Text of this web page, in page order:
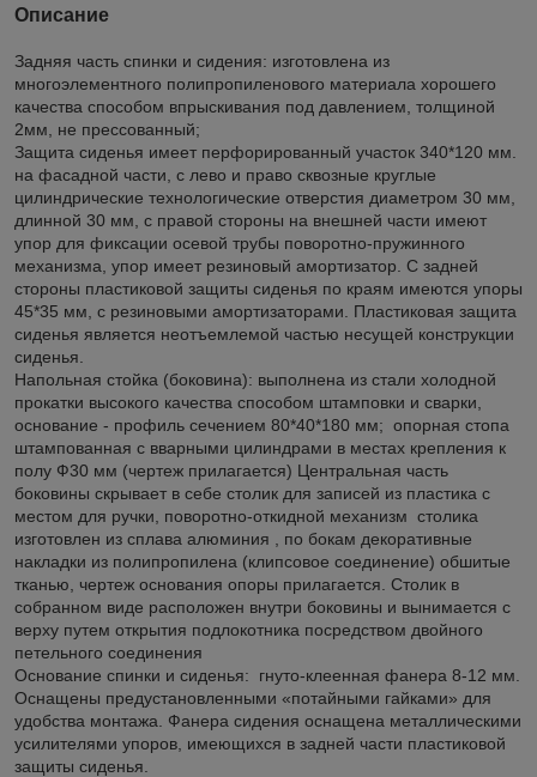
Описание
Задняя часть спинки и сидения: изготовлена из
многоэлементного полипропиленового материала хорошего
качества способом впрыскивания под давлением, толщиной
2мм, не прессованный;
Защита сиденья имеет перфорированный участок 340*120 мм.
на фасадной части, с лево и право сквозные круглые
цилиндрические технологические отверстия диаметром 30 мм,
длинной 30 мм, с правой стороны на внешней части имеют
упор для фиксации осевой трубы поворотно-пружинного
механизма, упор имеет резиновый амортизатор. С задней
стороны пластиковой защиты сиденья по краям имеются упоры
45*35 мм, с резиновыми амортизаторами. Пластиковая защита
сиденья является неотъемлемой частью несущей конструкции
сиденья.
Напольная стойка (боковина): выполнена из стали холодной
прокатки высокого качества способом штамповки и сварки,
основание - профиль сечением 80*40*180 мм; опорная стопа
штампованная с вварными цилиндрами в местах крепления к
полу Ф30 мм (чертеж прилагается) Центральная часть
боковины скрывает в себе столик для записей из пластика с
местом для ручки, поворотно-откидной механизм столика
изготовлен из сплава алюминия , по бокам декоративные
накладки из полипропилена (клипсовое соединение) обшитые
тканью, чертеж основания опоры прилагается. Столик в
собранном виде расположен внутри боковины и вынимается с
верху путем открытия подлокотника посредством двойного
петельного соединения
Основание спинки и сиденья: гнуто-клеенная фанера 8-12 мм.
Оснащены предустановленными «потайными гайками» для
удобства монтажа. Фанера сидения оснащена металлическими
усилителями упоров, имеющихся в задней части пластиковой
защиты сиденья.